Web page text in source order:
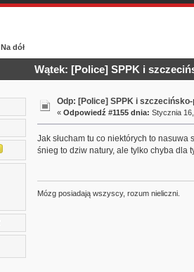
Na dół
Wątek: [Police] SPPK i
Odp: [Police] SPPK i
«Odpowiedź #1155 dnia: Stycznia
Jak słucham tu co niektórych to
śnieg to dziw natury, ale tylko chyba dla
Mózg posiadają wszyscy, rozum nieliczni.